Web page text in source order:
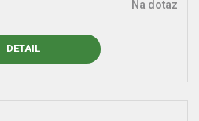
Na dotaz
DETAIL